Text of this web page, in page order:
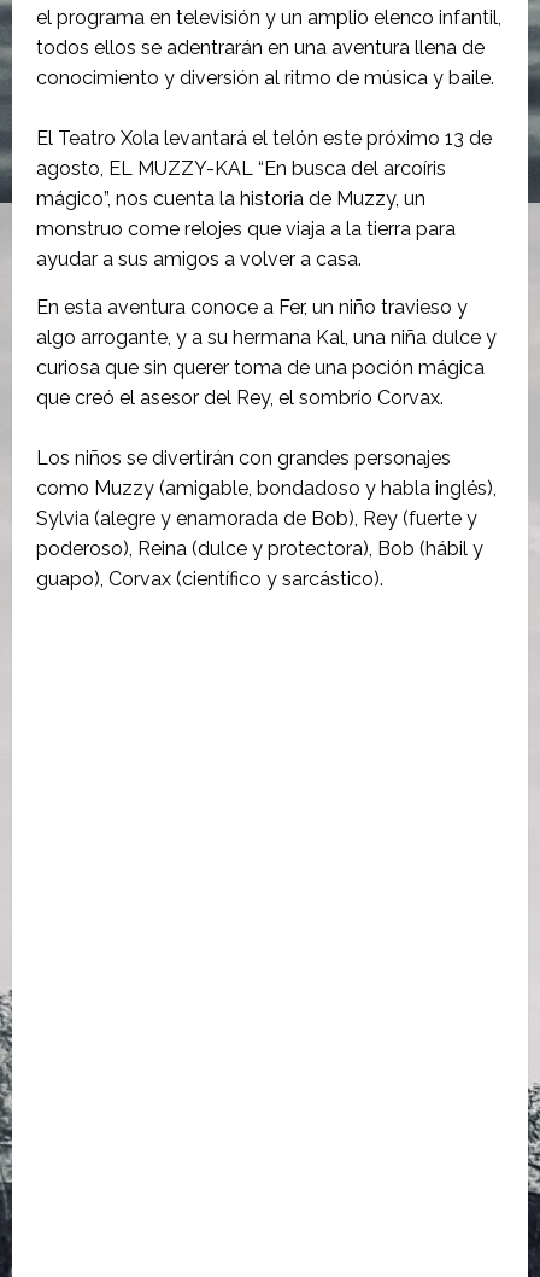
el programa en televisión y un amplio elenco infantil,
todos ellos se adentrarán en una aventura llena de
conocimiento y diversión al ritmo de música y baile.
El Teatro Xola levantará el telón este próximo 13 de
agosto, EL MUZZY-KAL “En busca del arcoíris
mágico”, nos cuenta la historia de Muzzy, un
monstruo come relojes que viaja a la tierra para
ayudar a sus amigos a volver a casa.
En esta aventura conoce a Fer, un niño travieso y
algo arrogante, y a su hermana Kal, una niña dulce y
curiosa que sin querer toma de una poción mágica
que creó el asesor del Rey, el sombrío Corvax.
Los niños se divertirán con grandes personajes
como Muzzy (amigable, bondadoso y habla inglés),
Sylvia (alegre y enamorada de Bob), Rey (fuerte y
poderoso), Reina (dulce y protectora), Bob (hábil y
guapo), Corvax (científico y sarcástico).